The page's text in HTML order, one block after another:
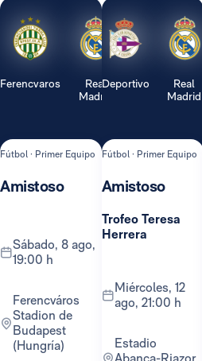
Ferencvaros
Real
Madrid
Fútbol · Primer Equipo
Amistoso
sábado, 8 ago,
19:00 h
Ferencváros
Stadion de
Budapest
(Hungría)
Deportivo
Real
Madrid
Fútbol · Primer Equipo
Amistoso
Trofeo Teresa
Herrera
miércoles, 12
ago, 21:00 h
Estadio